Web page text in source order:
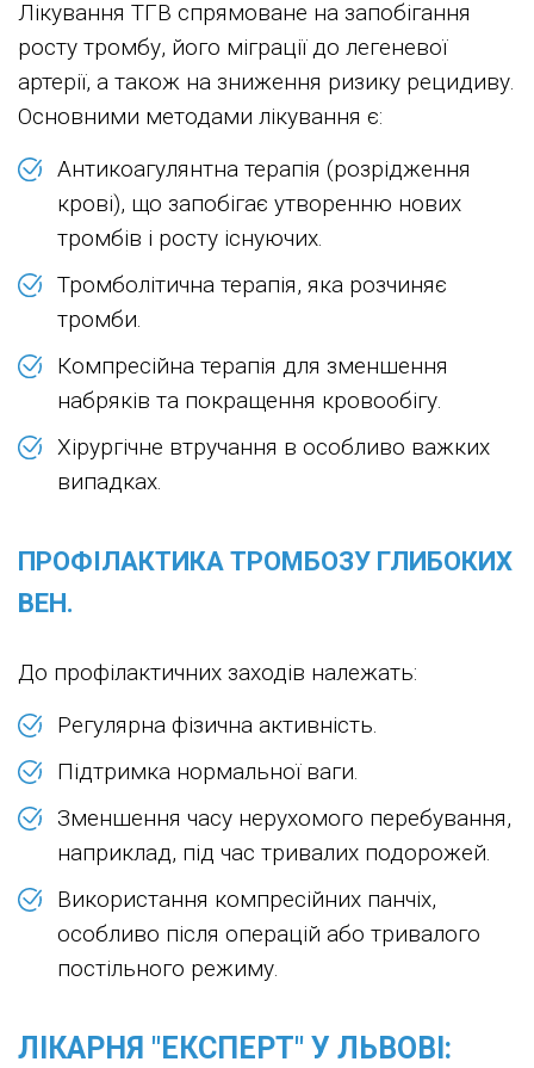
Лікування ТГВ спрямоване на запобігання
росту тромбу, його міграції до легеневої
артерії, а також на зниження ризику рецидиву.
Основними методами лікування є:
Антикоагулянтна терапія (розрідження
крові), що запобігає утворенню нових
тромбів і росту існуючих.
Тромболітична терапія, яка розчиняє
тромби.
Компресійна терапія для зменшення
набряків та покращення кровообігу.
Хірургічне втручання в особливо важких
випадках.
ПРОФІЛАКТИКА ТРОМБОЗУ ГЛИБОКИХ
ВЕН.
До профілактичних заходів належать:
Регулярна фізична активність.
Підтримка нормальної ваги.
Зменшення часу нерухомого перебування,
наприклад, під час тривалих подорожей.
Використання компресійних панчіх,
особливо після операцій або тривалого
постільного режиму.
ЛІКАРНЯ "ЕКСПЕРТ" У ЛЬВОВІ: